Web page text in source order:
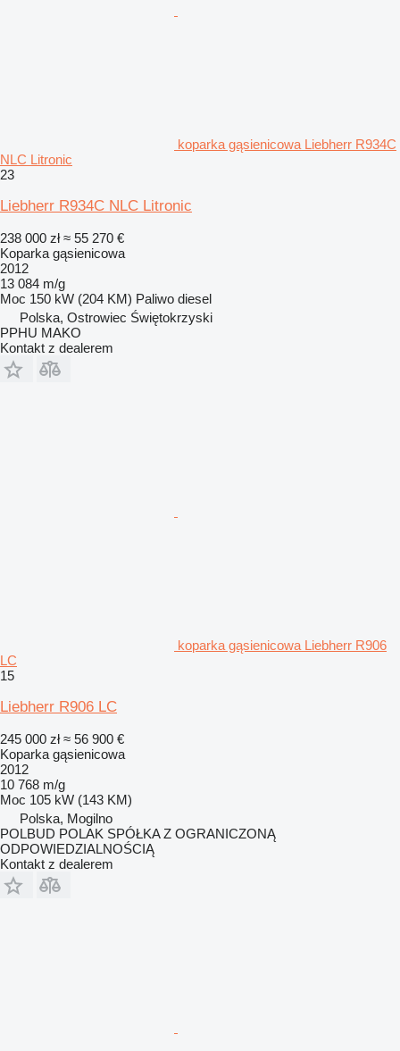
koparka gąsienicowa Liebherr R934C
NLC Litronic
23
Liebherr R934C NLC Litronic
238 000 zł ≈ 55 270 €
Koparka gąsienicowa
2012
13 084 m/g
Moc 150 kW (204 KM) Paliwo diesel
Polska, Ostrowiec Świętokrzyski
PPHU MAKO
Kontakt z dealerem
koparka gąsienicowa Liebherr R906
LC
15
Liebherr R906 LC
245 000 zł ≈ 56 900 €
Koparka gąsienicowa
2012
10 768 m/g
Moc 105 kW (143 KM)
Polska, Mogilno
POLBUD POLAK SPÓŁKA Z OGRANICZONĄ
ODPOWIEDZIALNOŚCIĄ
Kontakt z dealerem